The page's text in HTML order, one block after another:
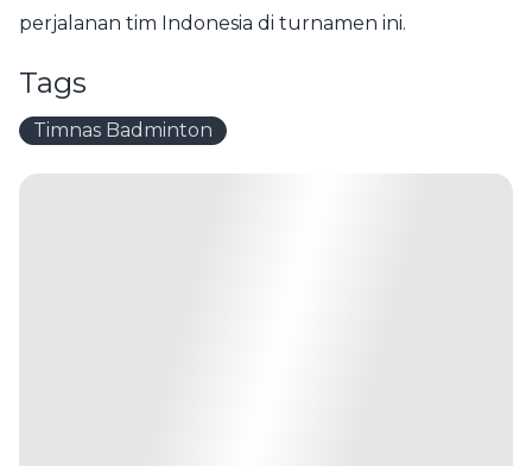
perjalanan tim Indonesia di turnamen ini.
Tags
Timnas Badminton